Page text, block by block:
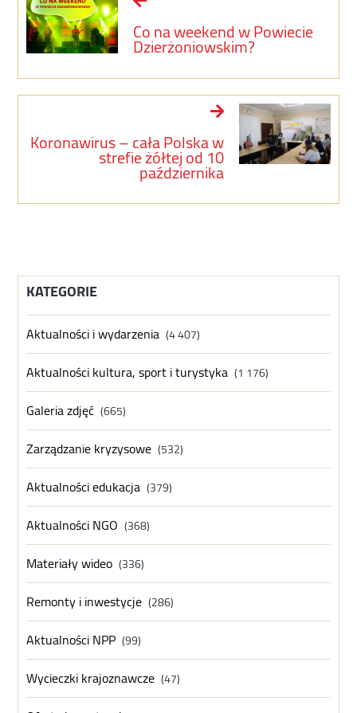
Co na weekend w Powiecie
Dzierżoniowskim?
Koronawirus – cała Polska w
strefie żółtej od 10
października
KATEGORIE
Aktualności i wydarzenia (4 407)
Aktualności kultura, sport i turystyka (1 176)
Galeria zdjęć (665)
Zarządzanie kryzysowe (532)
Aktualności edukacja (379)
Aktualności NGO (368)
Materiały wideo (336)
Remonty i inwestycje (286)
Aktualności NPP (99)
Wycieczki krajoznawcze (47)